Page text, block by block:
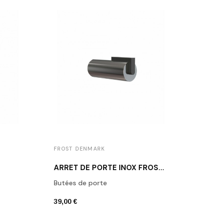
FROST DENMARK
ARRÊT DE PORTE INOX FROST N1931-1
Butées de porte
39,00 €